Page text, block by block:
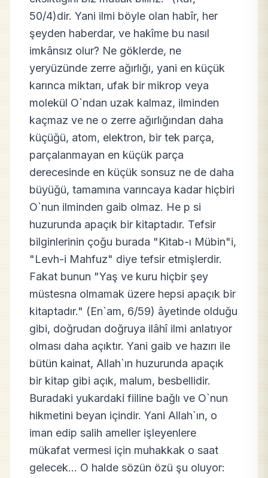
50/4)dir. Yani ilmi böyle olan habîr, her
şeyden haberdar, ve hakîme bu nasıl
imkânsız olur? Ne göklerde, ne
yeryüzünde zerre ağırlığı, yani en küçük
karınca miktarı, ufak bir mikrop veya
molekül O`ndan uzak kalmaz, ilminden
kaçmaz ve ne o zerre ağırlığından daha
küçüğü, atom, elektron, bir tek parça,
parçalanmayan en küçük parça
derecesinde en küçük sonsuz ne de daha
büyüğü, tamamına varıncaya kadar hiçbiri
O`nun ilminden gaib olmaz. He p si
huzurunda apaçık bir kitaptadır. Tefsir
bilginlerinin çoğu burada "Kitab-ı Mübin"i,
"Levh-i Mahfuz" diye tefsir etmişlerdir.
Fakat bunun "Yaş ve kuru hiçbir şey
müstesna olmamak üzere hepsi apaçık bir
kitaptadır." (En`am, 6/59) âyetinde olduğu
gibi, doğrudan doğruya ilâhî ilmi anlatıyor
olması daha açıktır. Yani gaib ve hazırı ile
bütün kainat, Allah`ın huzurunda apaçık
bir kitap gibi açık, malum, besbellidir.
Buradaki yukardaki fiiline bağlı ve O`nun
hikmetini beyan içindir. Yani Allah`ın, o
iman edip salih ameller işleyenlere
mükafat vermesi için muhakkak o saat
gelecek... O halde sözün özü şu oluyor: